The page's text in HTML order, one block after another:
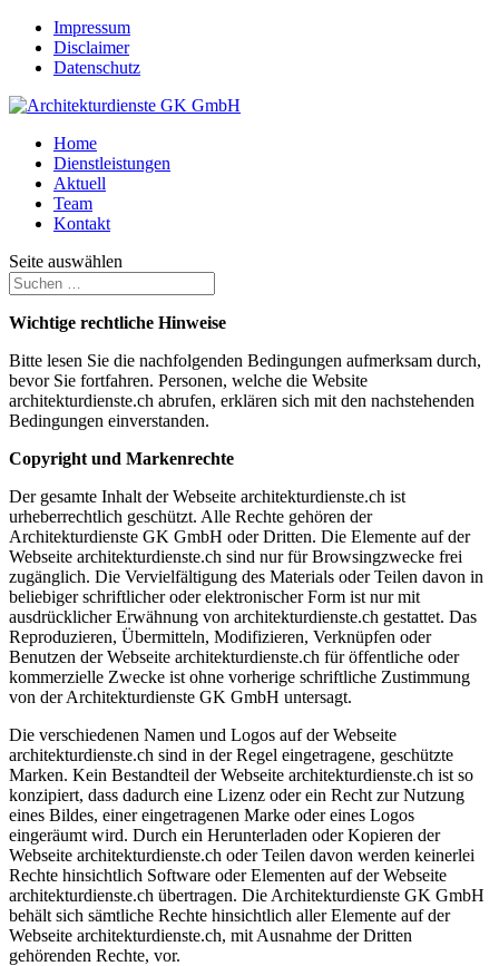
Impressum
Disclaimer
Datenschutz
Home
Dienstleistungen
Aktuell
Team
Kontakt
Seite auswählen
Wichtige rechtliche Hinweise
Bitte lesen Sie die nachfolgenden Bedingungen aufmerksam durch,
bevor Sie fortfahren. Personen, welche die Website
architekturdienste.ch abrufen, erklären sich mit den nachstehenden
Bedingungen einverstanden.
Copyright und Markenrechte
Der gesamte Inhalt der Webseite architekturdienste.ch ist
urheberrechtlich geschützt. Alle Rechte gehören der
Architekturdienste GK GmbH oder Dritten. Die Elemente auf der
Webseite architekturdienste.ch sind nur für Browsingzwecke frei
zugänglich. Die Vervielfältigung des Materials oder Teilen davon in
beliebiger schriftlicher oder elektronischer Form ist nur mit
ausdrücklicher Erwähnung von architekturdienste.ch gestattet. Das
Reproduzieren, Übermitteln, Modifizieren, Verknüpfen oder
Benutzen der Webseite architekturdienste.ch für öffentliche oder
kommerzielle Zwecke ist ohne vorherige schriftliche Zustimmung
von der Architekturdienste GK GmbH untersagt.
Die verschiedenen Namen und Logos auf der Webseite
architekturdienste.ch sind in der Regel eingetragene, geschützte
Marken. Kein Bestandteil der Webseite architekturdienste.ch ist so
konzipiert, dass dadurch eine Lizenz oder ein Recht zur Nutzung
eines Bildes, einer eingetragenen Marke oder eines Logos
eingeräumt wird. Durch ein Herunterladen oder Kopieren der
Webseite architekturdienste.ch oder Teilen davon werden keinerlei
Rechte hinsichtlich Software oder Elementen auf der Webseite
architekturdienste.ch übertragen. Die Architekturdienste GK GmbH
behält sich sämtliche Rechte hinsichtlich aller Elemente auf der
Webseite architekturdienste.ch, mit Ausnahme der Dritten
gehörenden Rechte, vor.